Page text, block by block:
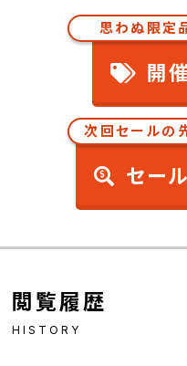
思わぬ限定
開
次回セールの
セー
閲覧履歴
HISTORY